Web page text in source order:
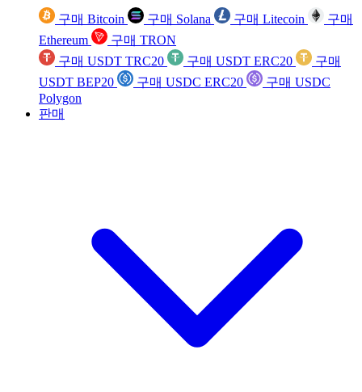
구매 Bitcoin 구매 Solana 구매 Litecoin
구매
Ethereum
구매 TRON
구매 USDT TRC20
구매 USDT ERC20
구매
USDT BEP20
구매 USDC ERC20
구매 USDC
Polygon
판매